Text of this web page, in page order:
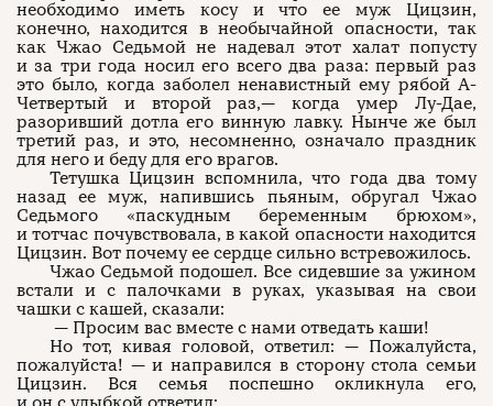
необходимо иметь косу и что ее муж Цицзин,
конечно, находится в необычайной опасности, так
как Чжао Седьмой не надевал этот халат попусту
и за три года носил его всего два раза: первый раз
это было, когда заболел ненавистный ему рябой A-
Четвертый и второй раз,— когда умер Лу-Дае,
разоривший дотла его винную лавку. Нынче же был
третий раз, и это, несомненно, означало праздник
для него и беду для его врагов.
Тетушка Цицзин вспомнила, что года два тому
назад ее муж, напившись пьяным, обругал Чжао
Седьмого «паскудным беременным брюхом»,
и тотчас почувствовала, в какой опасности находится
Цицзин. Вот почему ее сердце сильно встревожилось.
Чжао Седьмой подошел. Все сидевшие за ужином
встали и с палочками в руках, указывая на свои
чашки с кашей, сказали:
— Просим вас вместе с нами отведать каши!
Но тот, кивая головой, ответил: — Пожалуйста,
пожалуйста! — и направился в сторону стола семьи
Цицзин. Вся семья поспешно окликнула его,